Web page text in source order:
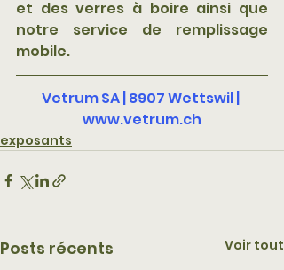
et des verres à boire ainsi que
notre service de remplissage
mobile.
Vetrum SA | 8907 Wettswil |
www.vetrum.ch
exposants
Posts récents Voir tout